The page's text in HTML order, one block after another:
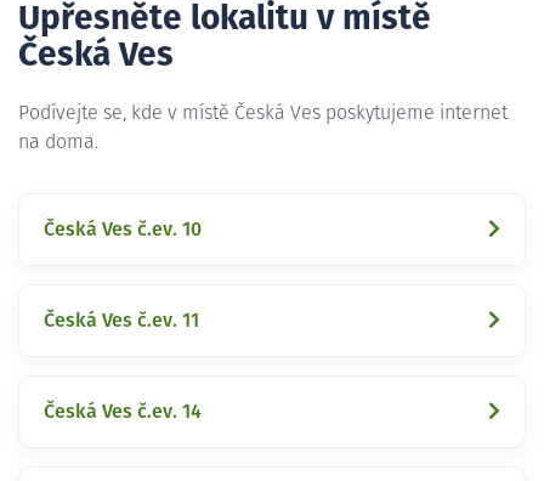
Upřesněte lokalitu v místě
Česká Ves
Podívejte se, kde v místě Česká Ves poskytujeme internet
na doma.
Česká Ves č.ev. 10
Česká Ves č.ev. 11
Česká Ves č.ev. 14